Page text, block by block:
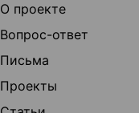
О проекте
Вопрос-ответ
Письма
Проекты